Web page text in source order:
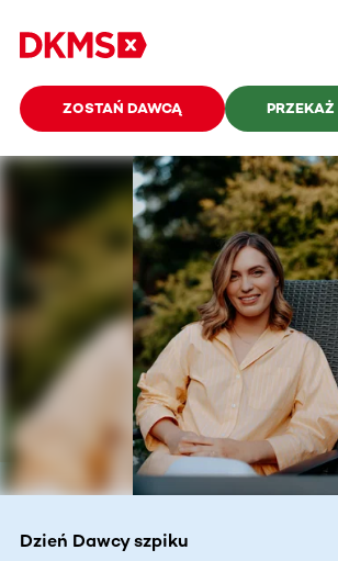
ZOSTAŃ DAWCĄ
Dzień Dawcy szpiku